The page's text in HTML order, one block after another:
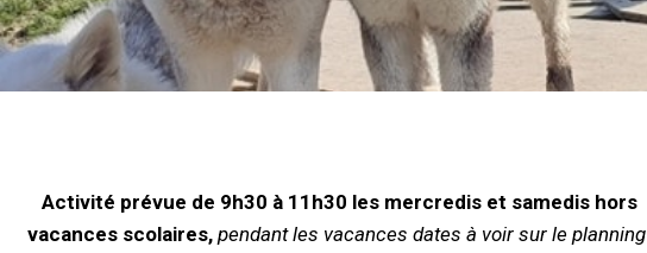
Activité prévue de 9h30 à 11h30 les mercredis et samedis hors
vacances scolaires, pendant les vacances dates à voir sur le planning